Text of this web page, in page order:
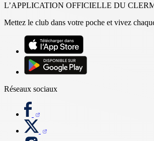
L’APPLICATION OFFICIELLE DU
Mettez le club dans votre poche et vivez
Réseaux sociaux